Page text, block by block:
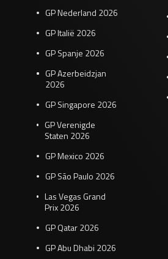
GP Nederland 2026
GP Italië 2026
GP Spanje 2026
GP Azerbeidzjan
2026
GP Singapore 2026
GP Verenigde
Staten 2026
GP Mexico 2026
GP São Paulo 2026
Las Vegas Grand
Prix 2026
GP Qatar 2026
GP Abu Dhabi 2026